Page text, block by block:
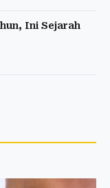
Ini Sejarah